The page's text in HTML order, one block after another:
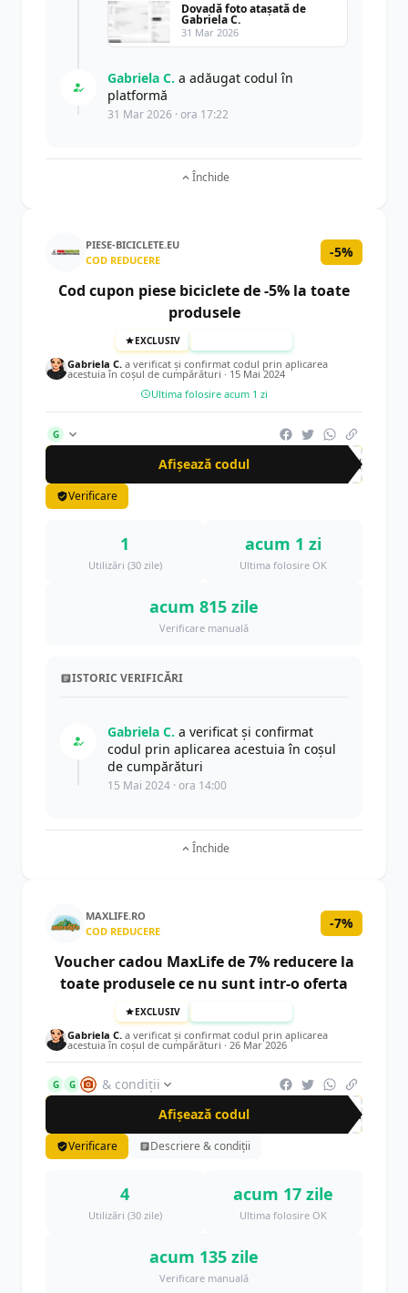
Dovadă foto atașată de
Gabriela C.
31 Mar 2026
Gabriela C. a adăugat codul în
platformă
31 Mar 2026 · ora 17:22
Închide
PIESE-BICICLETE.EU
COD REDUCERE
-5%
Cod cupon piese biciclete de -5% la toate
produsele
EXCLUSIV
Gabriela C. a verificat și confirmat codul prin aplicarea
acestuia în coșul de cumpărături · 15 Mai 2024
Ultima folosire acum 1 zi
G
Afișează codul CRN
Verificare
1
Utilizări (30 zile)
acum 1 zi
Ultima folosire OK
acum 815 zile
Verificare manuală
ISTORIC VERIFICĂRI
Gabriela C. a verificat și confirmat
codul prin aplicarea acestuia în coșul
de cumpărături
15 Mai 2024 · ora 14:00
Închide
MAXLIFE.RO
COD REDUCERE
-7%
Voucher cadou MaxLife de 7% reducere la
toate produsele ce nu sunt intr-o oferta
EXCLUSIV
Gabriela C. a verificat și confirmat codul prin aplicarea
acestuia în coșul de cumpărături · 26 Mar 2026
G G
& condiții
Afișează codul
crn
Verificare Descriere & condiții
4
Utilizări (30 zile)
acum 17 zile
Ultima folosire OK
acum 135 zile
Verificare manuală